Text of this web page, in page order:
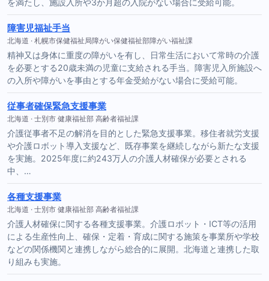
を満たし、施設入所や3か月超の入院がない場合に受給可能。
障害児福祉手当
北海道 · 札幌市保健福祉局障がい保健福祉部障がい福祉課
精神又は身体に重度の障がいを有し、日常生活において常時の介護
を必要とする20歳未満の児童に支給される手当。障害児入所施設へ
の入所や障がいを事由とする年金受給がない場合に受給可能。
従事者確保緊急支援事業
北海道 · 士別市 健康福祉部 高齢者福祉課
介護従事者不足の解消を目的とした緊急支援事業。移住者就労支援
や介護ロボット導入支援など、既存事業を継続しながら新たな支援
を実施。2025年度に約243万人の介護人材確保が必要とされる
中、…
各種支援事業
北海道 · 士別市 健康福祉部 高齢者福祉課
介護人材確保に関する各種支援事業。介護ロボット・ICT等の活用
による生産性向上、確保・定着・育成に関する施策を事業所や学校
などの関係機関と連携しながら総合的に展開。北海道と連携した取
り組みも実施。